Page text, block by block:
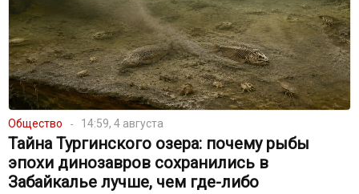
Общество 14:59, 4 августа
Тайна Тургинского озера: почему рыбы
эпохи динозавров сохранились в
Забайкалье лучше, чем где-либо